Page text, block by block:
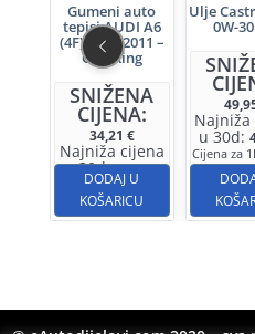
Gumeni auto
tepisi AUDI A6
(4F) 2004-2011 –
GledRing
SNIŽENA
CIJENA:
34,21 €
Najniža cijena
u 30d:32,94€
DODAJ U
KOŠARICU
Ulje
0W-
Najniža
u 30d:
Cijena za
€